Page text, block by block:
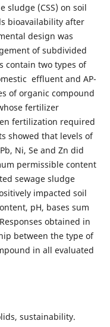
sludge (CSS) on soil
bioavailability after
design was
of subdivided
contain two types of
effluent and AP-
of organic compound
fertilizer
fertilization required
showed that levels of
Ni, Se and Zn did
permissible content
sewage sludge
impacted soil
pH, bases sum
obtained in
between the type of
in all evaluated
sustainability.